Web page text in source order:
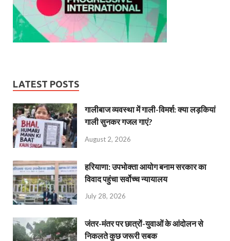
LATEST POSTS
गालीबाज व्‍यवस्‍था में गाली-विमर्श: क्या लड़कियां
गाली सुनकर गजल गाएं?
August 2, 2026
हरियाणा: उपभोक्ता आयोग बनाम सरकार का
विवाद पहुंचा सर्वोच्च न्यायालय
July 28, 2026
जंतर-मंतर पर छात्रों-युवाओं के आंदोलन से
निकलते कुछ जरूरी सबक